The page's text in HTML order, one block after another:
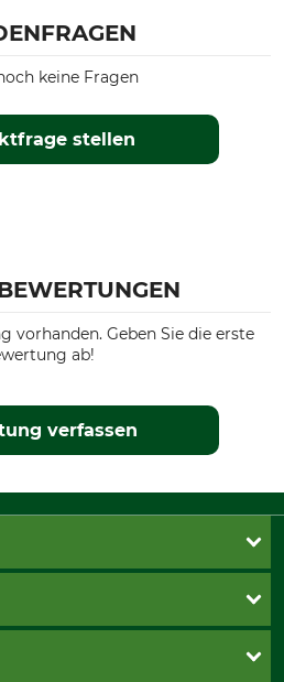
stellen
keine Fragen
vorhanden. Geben Sie die erste
ab!
verfassen